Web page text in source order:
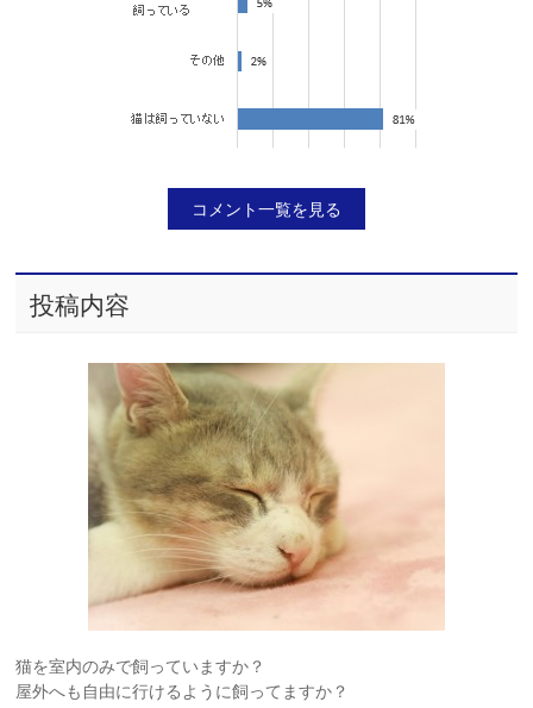
コメント一覧を見る
投稿内容
猫を室内のみで飼っていますか？
屋外へも自由に行けるように飼ってますか？